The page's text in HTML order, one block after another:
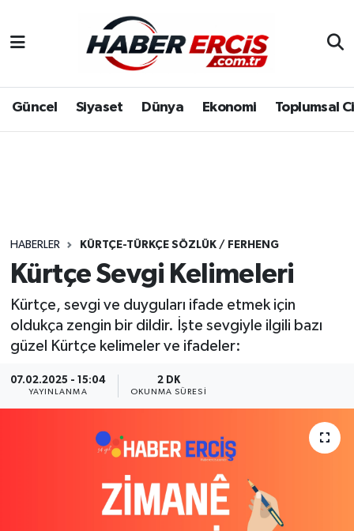
Güncel Siyaset Dünya Ekonomi Toplumsal
HABERLER KÜRTÇE-TÜRKÇE SÖZLÜK / FERHENG
Kürtçe Sevgi Kelimeleri
Kürtçe, sevgi ve duyguları ifade etmek için
oldukça zengin bir dildir. İşte sevgiyle ilgili bazı
güzel Kürtçe kelimeler ve ifadeler:
07.02.2025 - 15:04
YAYINLANMA
2 DK
OKUNMA SÜRESI